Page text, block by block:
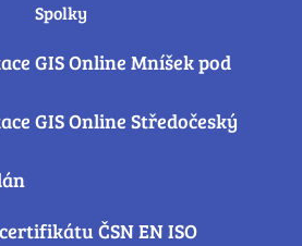
Spolky
GIS Online Mníšek pod
GIS Online Středočeský
ČSN EN ISO